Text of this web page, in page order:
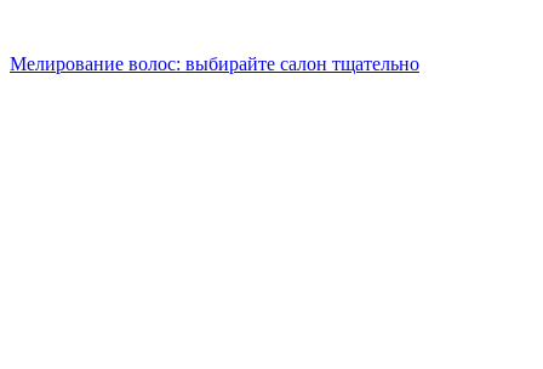
Мелирование волос: выбирайте салон тщательно